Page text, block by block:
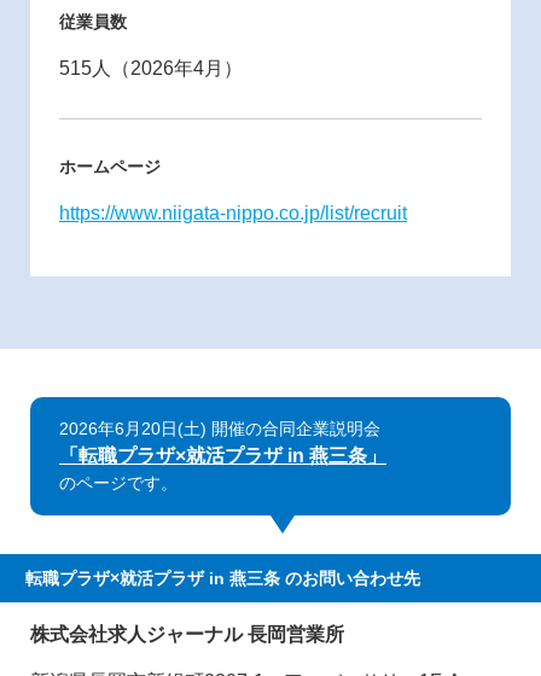
従業員数
515人（2026年4月）
ホームページ
https://www.niigata-nippo.co.jp/list/recruit
2026年6月20日(土) 開催の合同企業説明会
「転職プラザ×就活プラザ in 燕三条」
のページです。
転職プラザ×就活プラザ in 燕三条 のお問い合わせ先
株式会社求人ジャーナル 長岡営業所